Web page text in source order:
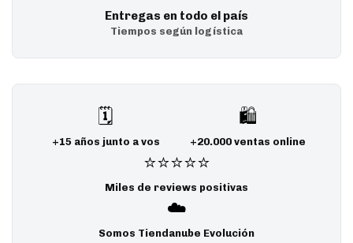
Entregas en todo el país
Tiempos según logística
🗓️
+15 años junto a vos
🛍️
+20.000 ventas online
⭐⭐⭐⭐⭐
Miles de reviews positivas
☁️
Somos Tiendanube Evolución